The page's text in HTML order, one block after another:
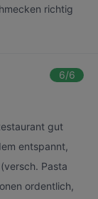
richtig
6/6
gut
entspannt,
Pasta
ordentlich,